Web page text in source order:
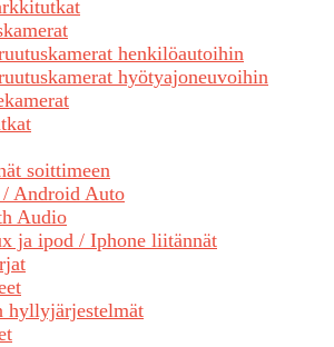
henkilöautoihin
hyötyajoneuvoihin
soittimeen
/ Android Auto
Audio
ja ipod / Iphone liitännät
hyllyjärjestelmät